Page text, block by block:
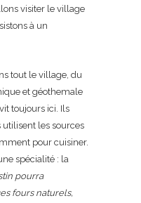
visiter le village
à un
tout le village, du
et géothemale
toujours ici. Ils
les sources
pour cuisiner.
spécialité : la
pourra
fours naturels,